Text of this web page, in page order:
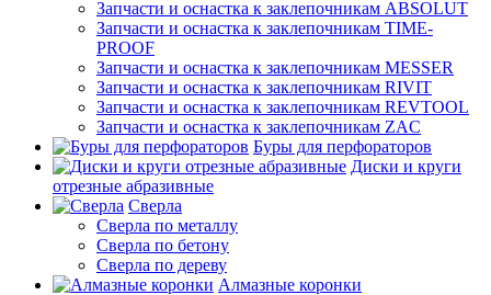
Запчасти и оснастка к заклепочникам ABSOLUT
Запчасти и оснастка к заклепочникам TIME-
PROOF
Запчасти и оснастка к заклепочникам MESSER
Запчасти и оснастка к заклепочникам RIVIT
Запчасти и оснастка к заклепочникам REVTOOL
Запчасти и оснастка к заклепочникам ZAC
Буры для перфораторов
Диски и круги
отрезные абразивные
Сверла
Сверла по металлу
Сверла по бетону
Сверла по дереву
Алмазные коронки